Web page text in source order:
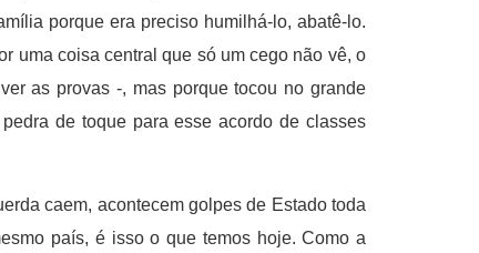
porque era preciso humilhá-lo, abatê-lo.
uma coisa central que só um cego não vê, o
as provas -, mas porque tocou no grande
de toque para esse acordo de classes
caem, acontecem golpes de Estado toda
país, é isso o que temos hoje. Como a